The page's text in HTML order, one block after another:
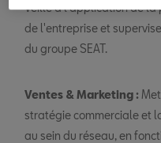
Veille à l'application de la
de l'entreprise et
du groupe SEAT.
Ventes & Marketing :
stratégie commerciale et
au sein du réseau, en